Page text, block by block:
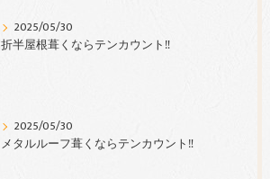
2025/05/30
折半屋根葺くならテンカウント‼︎
2025/05/30
メタルルーフ葺くならテンカウント‼︎